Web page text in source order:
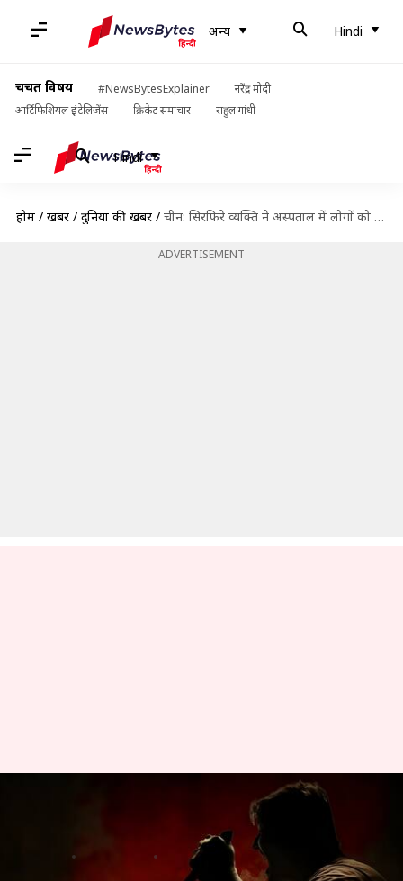
अन्य Hindi
चर्चित विषय #NewsBytesExplainer
नरेंद्र मोदी
आर्टिफिशियल इंटेलिजेंस
क्रिकेट समाचार राहुल गांधी
Hindi
होम / खबरें / दुनिया की खबरें / चीन: सिरफिरे व्यक्ति ने अस्पताल में लोगों को चाकू मारा, 10 की मौत
ADVERTISEMENT
चीन: सिरफिरे व्यक्ति ने अस्पताल में
लोगों को चाकू मारा, 10 की मौत
04:01 pm